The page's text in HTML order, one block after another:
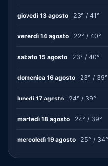
giovedì 13 agosto 23° / 41°
venerdì 14 agosto 22° / 40°
sabato 15 agosto 23° / 40°
domenica 16 agosto 23° / 39°
lunedì 17 agosto 24° / 39°
martedì 18 agosto 24° / 39°
mercoledì 19 agosto 25° / 34°